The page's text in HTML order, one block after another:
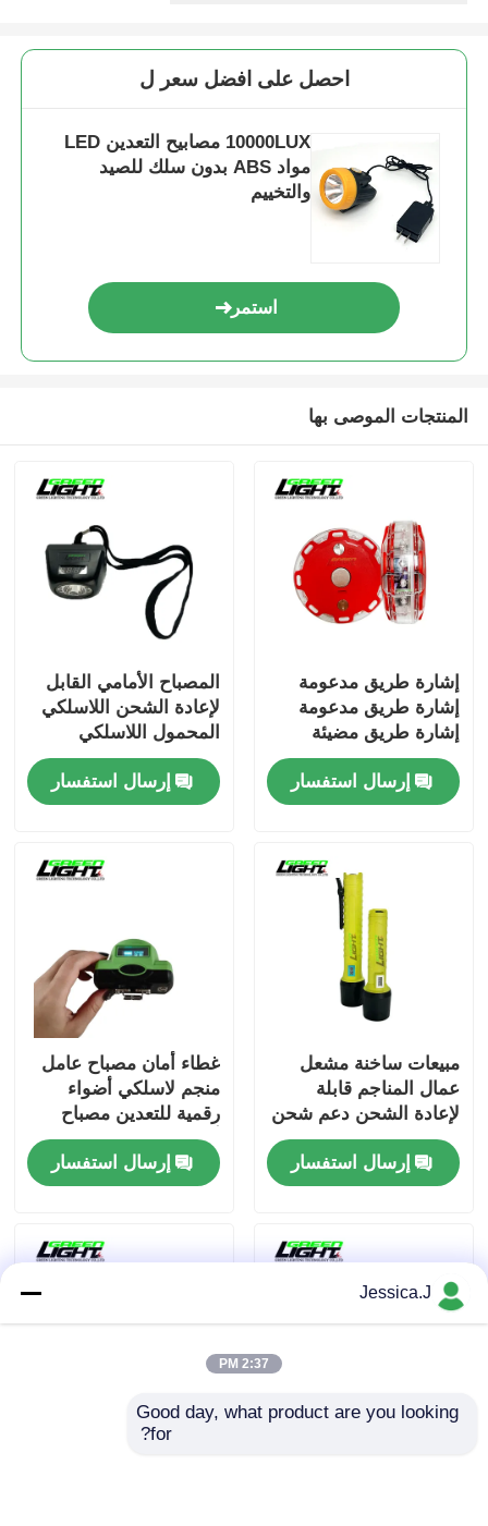
احصل على افضل سعر ل
10000LUX مصابيح التعدين LED
مواد ABS بدون سلك للصيد
والتخييم
استمر
المنتجات الموصى بها
إشارة طريق مدعومة
إشارة طريق مدعومة
إشارة طريق مضيئة
إشارة تحذير إشارة مرور
إشارات مرور إشارة
تحذير الطريق
إرسال استفسار
المصباح الأمامي القابل
لإعادة الشحن اللاسلكي
المحمول اللاسلكي
100000H للتطبيقات
الصناعية تحت الأرض
إرسال استفسار
مبيعات ساخنة مشعل
عمال المناجم قابلة
لإعادة الشحن دعم شحن
USB مع منفذ شحن
مغناطيسي IP68
للصناعات الصناعية
إرسال استفسار
غطاء أمان مصباح عامل
منجم لاسلكي أضواء
رقمية للتعدين مصباح
أمامي للتعدين مصباح
أمامي قابل لإعادة
الشحن مقاوم للماء
إرسال استفسار
مصباح الغطاء التعديني
Jessica.J
2:37 PM
Good day, what product are you looking
for?